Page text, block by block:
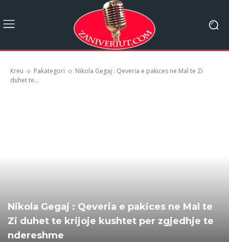
Kreu Pakategori
Nikola Gegaj : Qeveria e pakices ne Mal te Zi
duhet te...
Nikola Gegaj : Qeveria e pakices ne Mal te
Zi duhet te krijoje kushtet per zgjedhje te
ndereshme